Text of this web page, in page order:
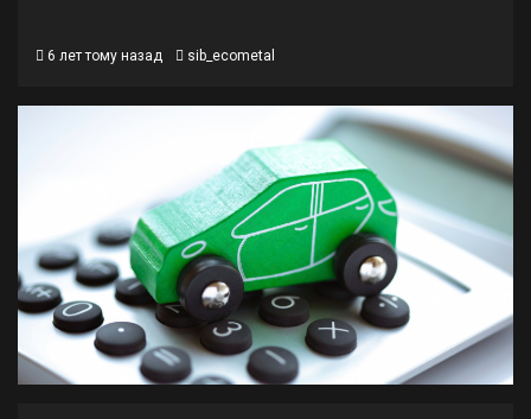
6 лет тому назад sib_ecometal